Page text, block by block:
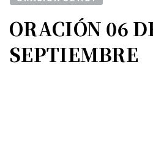
ORACIÓN 06
SEPTIEMBRE